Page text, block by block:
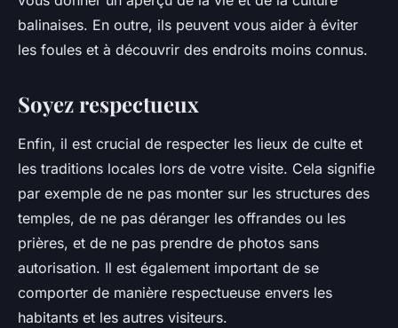
balinaises. En outre, ils peuvent vous aider à éviter
les foules et à découvrir des endroits moins connus.
Soyez respectueux
Enfin, il est crucial de respecter les lieux de culte et
les traditions locales lors de votre visite. Cela signifie
par exemple de ne pas monter sur les structures des
temples, de ne pas déranger les offrandes ou les
prières, et de ne pas prendre de photos sans
autorisation. Il est également important de se
comporter de manière respectueuse envers les
habitants et les autres visiteurs.